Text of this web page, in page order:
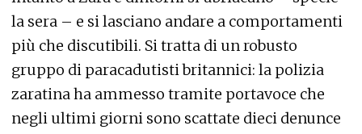
la sera – e si lasciano andare a comportamenti
più che discutibili. Si tratta di un robusto
gruppo di paracadutisti britannici: la polizia
zaratina ha ammesso tramite portavoce che
negli ultimi giorni sono scattate dieci denunce